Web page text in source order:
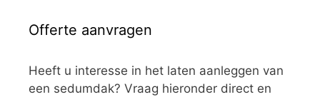
Offerte aanvragen
Heeft u interesse in het laten aanleggen van
een sedumdak? Vraag hieronder direct en